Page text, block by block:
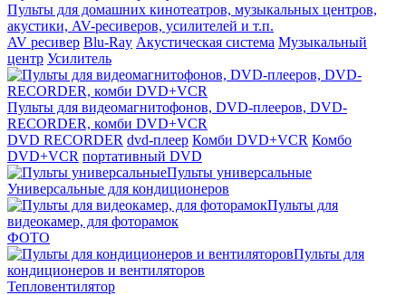
Пульты для домашних кинотеатров, музыкальных центров,
акустики, AV-ресиверов, усилителей и т.п.
AV ресивер Blu-Ray Акустическая система Музыкальный
центр Усилитель
Пульты для видеомагнитофонов, DVD-плееров, DVD-
RECORDER, комби DVD+VCR
DVD RECORDER dvd-плеер Комби DVD+VCR Комбо
DVD+VCR портативный DVD
Пульты универсальные
Универсальные для кондиционеров
Пульты для
видеокамер, для фоторамок
ФОТО
Пульты для
кондиционеров и вентиляторов
Тепловентилятор